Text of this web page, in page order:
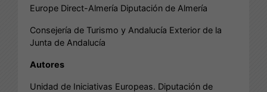
Europe Direct-Almería Diputación de Almería
Consejería de Turismo y Andalucía Exterior de la
Junta de Andalucía
Autores
Unidad de Iniciativas Europeas. Diputación de